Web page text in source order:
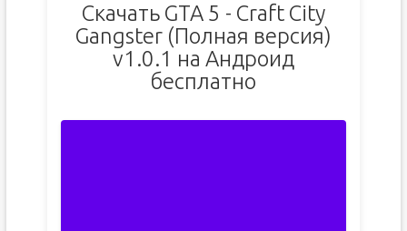
Скачать GTA 5 - Craft City
Gangster (Полная версия)
v1.0.1 на Андроид
бесплатно